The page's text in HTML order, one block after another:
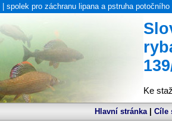
| spolek pro záchranu lipana a pstruha potočního
Ke
Hlavní stránka| Cíle